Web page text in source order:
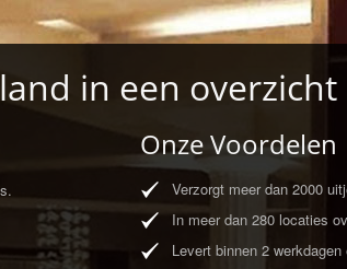
in een overzicht
Onze Voordelen
Verzorgt meer dan 2000
In meer dan 280 locaties
Levert binnen 2 werkdagen